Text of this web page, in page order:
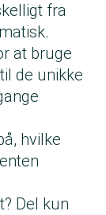
fra
at bruge
de unikke
hvilke
Del kun